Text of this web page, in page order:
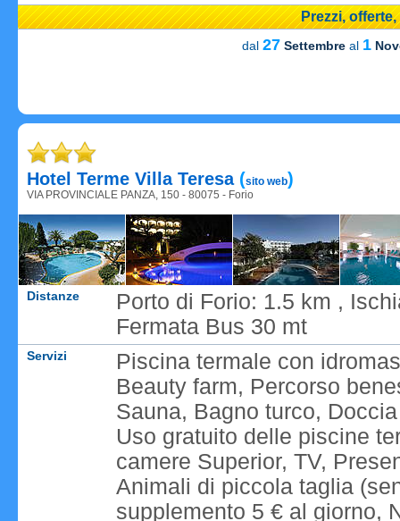
Prezzi,
dal 27 Settembre al 1
Hotel Terme Villa Teresa(sito web)
VIA PROVINCIALE PANZA, 150 - 80075 - Forio
Distanze
Porto di Forio: 1.5 km ,
Fermata Bus 30 mt
Servizi
Piscina termale con
Beauty farm, Percorso
Sauna, Bagno turco,
Uso gratuito delle piscine
camere Superior, TV,
Animali di piccola taglia
supplemento 5 € al giorno,